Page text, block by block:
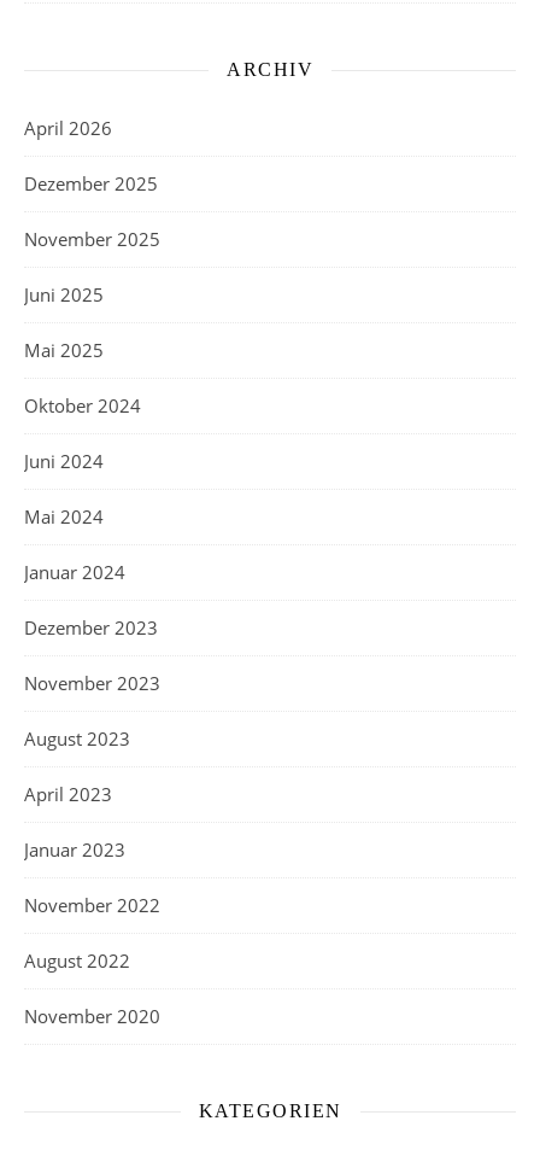
ARCHIV
April 2026
Dezember 2025
November 2025
Juni 2025
Mai 2025
Oktober 2024
Juni 2024
Mai 2024
Januar 2024
Dezember 2023
November 2023
August 2023
April 2023
Januar 2023
November 2022
August 2022
November 2020
KATEGORIEN